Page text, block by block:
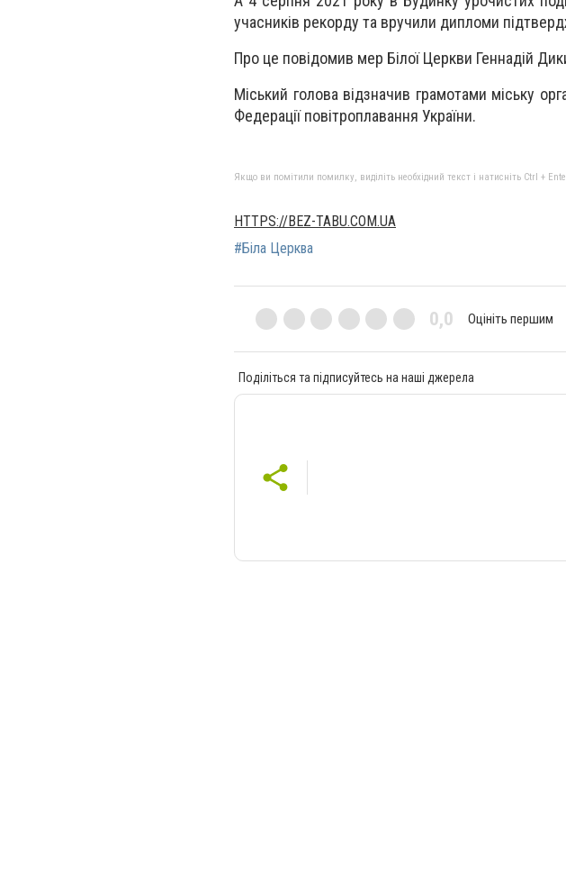
учасників рекорду та вручили дипломи
Про це повідомив мер Білої Церкви Геннадій
Міський голова відзначив грамотами міську
Федерації повітроплавання України.
Якщо ви помітили помилку, виділіть необхідний текст і натисніть Ctrl +
HTTPS://BEZ-TABU.COM.UA
#Біла Церква
0,0 Оцініть першим
Поділіться та підписуйтесь на наші джерела